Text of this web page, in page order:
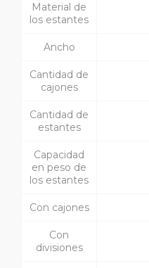
Material de
los estantes
Ancho
Cantidad de
cajones
Cantidad de
estantes
Capacidad
en peso de
los estantes
Con cajones
Con
divisiones